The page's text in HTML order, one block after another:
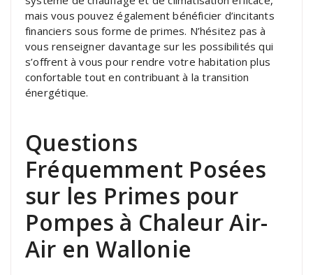
mais vous pouvez également bénéficier d’incitants
financiers sous forme de primes. N’hésitez pas à
vous renseigner davantage sur les possibilités qui
s’offrent à vous pour rendre votre habitation plus
confortable tout en contribuant à la transition
énergétique.
Questions
Fréquemment Posées
sur les Primes pour
Pompes à Chaleur Air-
Air en Wallonie